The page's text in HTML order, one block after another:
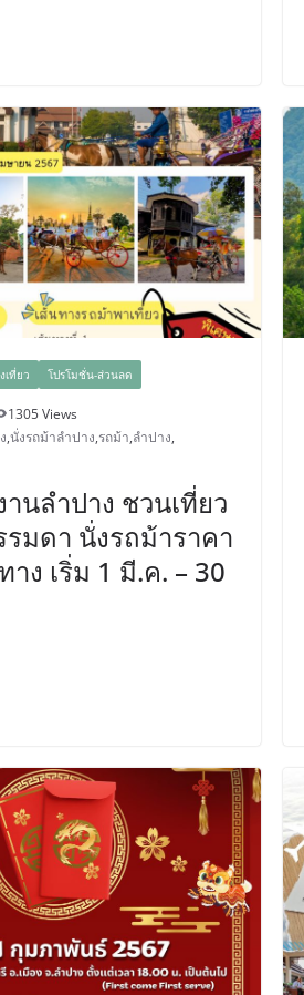
เที่ยว โปรโมชั่น-ส่วนลด
1305 Views
,นั่งรถม้าลำปาง,รถม้า,ลำปาง,
นลำปาง ชวนเที่ยว
รมดา นั่งรถม้าราคา
าง เริ่ม 1 มี.ค. – 30